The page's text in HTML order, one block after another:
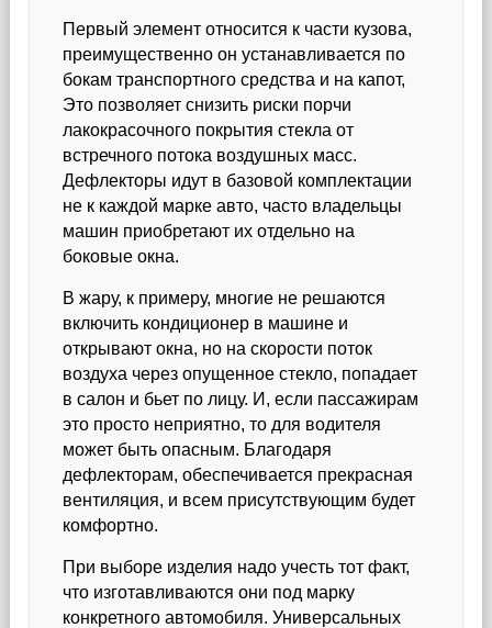
Первый элемент относится к части кузова,
преимущественно он устанавливается по
бокам транспортного средства и на капот,
Это позволяет снизить риски порчи
лакокрасочного покрытия стекла от
встречного потока воздушных масс.
Дефлекторы идут в базовой комплектации
не к каждой марке авто, часто владельцы
машин приобретают их отдельно на
боковые окна.
В жару, к примеру, многие не решаются
включить кондиционер в машине и
открывают окна, но на скорости поток
воздуха через опущенное стекло, попадает
в салон и бьет по лицу. И, если пассажирам
это просто неприятно, то для водителя
может быть опасным. Благодаря
дефлекторам, обеспечивается прекрасная
вентиляция, и всем присутствующим будет
комфортно.
При выборе изделия надо учесть тот факт,
что изготавливаются они под марку
конкретного автомобиля. Универсальных